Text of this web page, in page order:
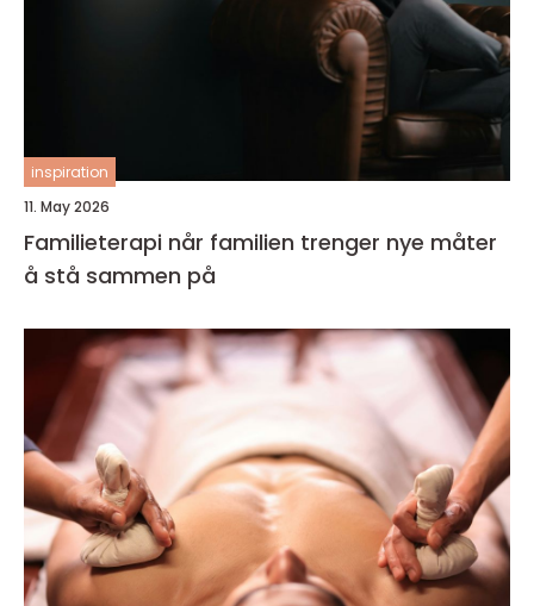
inspiration
11. May 2026
Familieterapi når familien trenger nye måter
å stå sammen på